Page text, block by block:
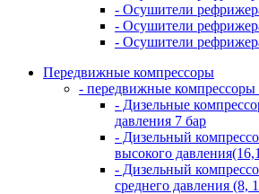
- Осушители
- Осушители
- Осушители
Передвижные компрессоры
- передвижные компрессоры
- Дизельные
давления 7 бар
- Дизельный
высокого
- Дизельный
среднего давления (8,